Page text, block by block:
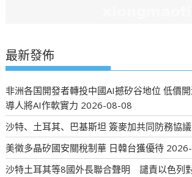
最新發佈
非洲各国開發者轉投中國AI撼矽谷地位 低價
導人將AI作軟實力 2026-08-08
沙特、土耳其、巴基斯坦 簽麥加共同防務協議
美徵多晶矽國安關稅制華 日韓台獲優待
沙特土耳其等8國外長聯合聲明 譴責以色列